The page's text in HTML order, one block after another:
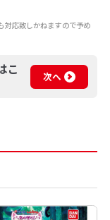
対応致しかねますので予め
こ
次へ